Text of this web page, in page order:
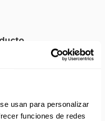
usan para personalizar
funciones de redes
de la marca Isacco.
algodón.